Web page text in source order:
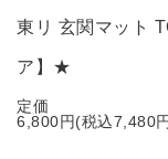
東リ 玄関マット
ア】★
定価
6,800円(税込7,480